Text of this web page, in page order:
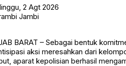
2 Agt 2026
Jambi
BARAT – Sebagai bentuk
aksi meresahkan dari
aparat kepolisian berhasil